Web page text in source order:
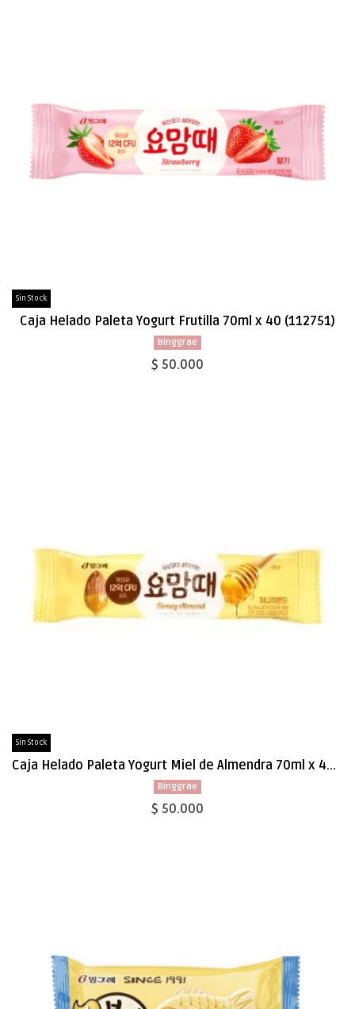
Sin Stock
Caja Helado Paleta Yogurt Frutilla 70ml x 40 (112751)
Binggrae
$ 50.000
Sin Stock
Caja Helado Paleta Yogurt Miel de Almendra 70ml x 40 (112871)
Binggrae
$ 50.000